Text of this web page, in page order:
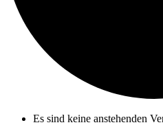
Es sind keine anstehenden